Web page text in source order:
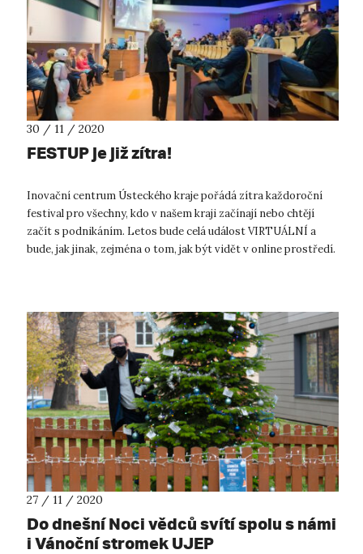
30 / 11 / 2020
FESTUP je již zítra!
Inovační centrum Ústeckého kraje pořádá zítra každoroční
festival pro všechny, kdo v našem kraji začínají nebo chtějí
začít s podnikáním. Letos bude celá událost VIRTUÁLNÍ a
bude, jak jinak, zejména o tom, jak být vidět v online prostředí.
27 / 11 / 2020
Do dnešní Noci vědců svítí spolu s námi
i Vánoční stromek UJEP